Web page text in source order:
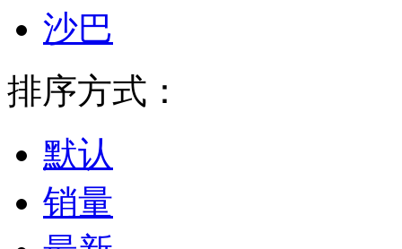
沙巴
排序方式：
默认
销量